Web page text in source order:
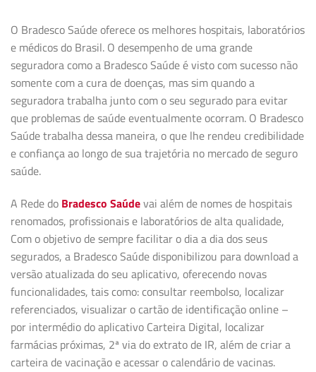
O Bradesco Saúde oferece os melhores hospitais, laboratórios
e médicos do Brasil. O desempenho de uma grande
seguradora como a Bradesco Saúde é visto com sucesso não
somente com a cura de doenças, mas sim quando a
seguradora trabalha junto com o seu segurado para evitar
que problemas de saúde eventualmente ocorram. O Bradesco
Saúde trabalha dessa maneira, o que lhe rendeu credibilidade
e confiança ao longo de sua trajetória no mercado de seguro
saúde.
A Rede do Bradesco Saúdevai além de nomes de hospitais
renomados, profissionais e laboratórios de alta qualidade,
Com o objetivo de sempre facilitar o dia a dia dos seus
segurados, a Bradesco Saúde disponibilizou para download a
versão atualizada do seu aplicativo, oferecendo novas
funcionalidades, tais como: consultar reembolso, localizar
referenciados, visualizar o cartão de identificação online –
por intermédio do aplicativo Carteira Digital, localizar
farmácias próximas, 2ª via do extrato de IR, além de criar a
carteira de vacinação e acessar o calendário de vacinas.